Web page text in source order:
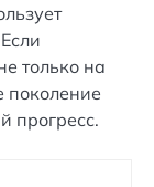
только на
поколение
прогресс.